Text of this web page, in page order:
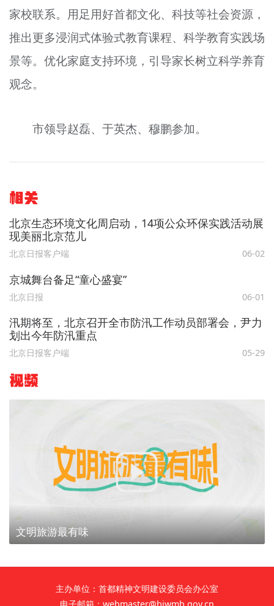
家校联系。用足用好首都文化、科技等社会资源，
推出更多浸润式体验式教育课程、科学教育实践场
景等。优化家庭支持环境，引导家长树立科学养育
观念。
市领导赵磊、于英杰、穆鹏参加。
相关
北京生态环境文化周启动，14项公众环保实践活动展
现美丽北京范儿
北京日报客户端 06-02
京城舞台备足“童心盛宴”
北京日报 06-01
汛期将至，北京召开全市防汛工作动员部署会，尹力
划出今年防汛重点
北京日报客户端 05-29
视频
文明旅游最有味
主办单位：首都精神文明建设委员会办公室